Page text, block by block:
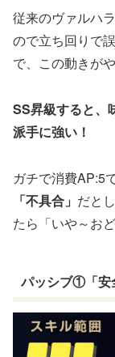
従来のヴァルハ
ので立ち回りで
で、この動きが
SS昇級すると、
派手に強い！
ガチで消費AP:5
「不具合」 だと
たら「いや～お
パッシブ①「安